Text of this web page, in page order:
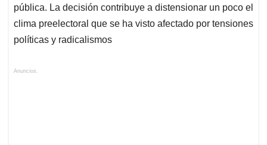
pública. La decisión contribuye a distensionar un poco el
clima preelectoral que se ha visto afectado por tensiones
políticas y radicalismos
Anuncios.